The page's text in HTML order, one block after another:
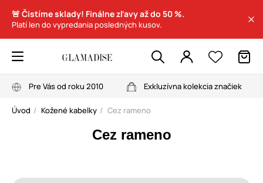
🚨 Čistíme sklady! Finálne zľavy až do 50 %.
Platí len do vypredania posledných kusov.
Pre Vás od roku 2010 Exkluzívna kolekcia značiek
Úvod Kožené kabelky Cez rameno
Cez rameno